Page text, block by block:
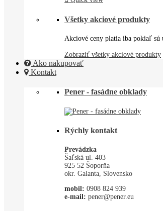
Všetky akciové produkty
Akciové ceny platia iba pokiaľ sú
Zobraziť všetky akciové produkty
Ako nakupovať
Kontakt
Pener - fasádne obklady
Rýchly kontakt
Prevádzka
Šaľská ul. 403
925 52 Šoporňa
okr. Galanta, Slovensko
mobil: 0908 824 939
e-mail: pener@pener.eu